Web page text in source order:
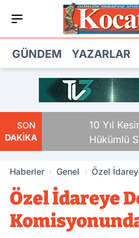
GÜNDEM YAZARLAR
SON
DAKİKA
10 Yıl
Hükümlü
Haberler Genel
Özel
Özel İdareye